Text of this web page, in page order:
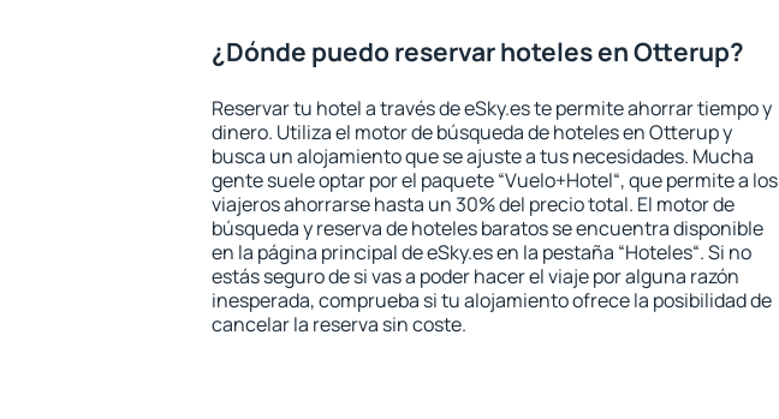
¿Dónde puedo reservar hoteles en Otterup?
Reservar tu hotel a través de eSky.es te permite ahorrar tiempo y
dinero. Utiliza el motor de búsqueda de hoteles en Otterup y
busca un alojamiento que se ajuste a tus necesidades. Mucha
gente suele optar por el paquete “Vuelo+Hotel“, que permite a los
viajeros ahorrarse hasta un 30% del precio total. El motor de
búsqueda y reserva de hoteles baratos se encuentra disponible
en la página principal de eSky.es en la pestaña “Hoteles“. Si no
estás seguro de si vas a poder hacer el viaje por alguna razón
inesperada, comprueba si tu alojamiento ofrece la posibilidad de
cancelar la reserva sin coste.